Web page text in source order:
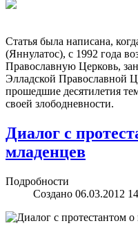
Статья была написана,
(Яннулатос), с 1992 года
Православную Церковь,
Элладской Православной
прошедшие десятилетия
своей злободневности.
Диалог с
младенцев
Подробности
Создано 06.03.2012